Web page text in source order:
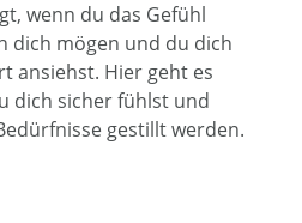
wenn du das Gefühl
dich mögen und du dich
ansiehst. Hier geht es
dich sicher fühlst und
gestillt werden.